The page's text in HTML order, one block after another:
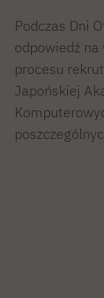
Podczas Dni
odpowiedź
procesu
Japońskiej